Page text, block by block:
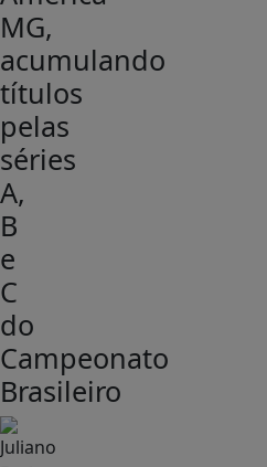
MG,
acumulando
títulos
pelas
séries
A,
B
e
C
do
Campeonato
Brasileiro